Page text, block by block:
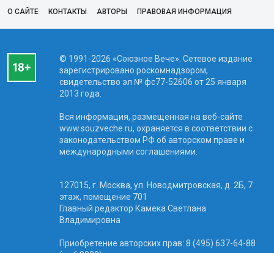
О САЙТЕ КОНТАКТЫ АВТОРЫ ПРАВОВАЯ ИНФОРМАЦИЯ
© 1991-2026 «Союзное Вече». Сетевое издание
зарегистрировано роскомнадзором,
свидетельство эл № фc77-52606 от 25 января
2013 года.
Вся информация, размещенная на веб-сайте
www.souzveche.ru, охраняется в соответствии с
законодательством РФ об авторском праве и
международными соглашениями.
127015, г. Москва, ул. Новодмитровская, д. 2Б, 7
этаж, помещение 701
Главный редактор Камека Светлана
Владимировна
Приобретение авторских прав: 8 (495) 637-64-88